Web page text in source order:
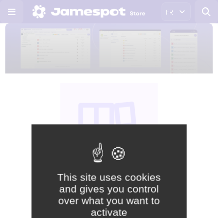
FR
Gratuite
This site uses cookies
and gives you control
over what you want to
activate